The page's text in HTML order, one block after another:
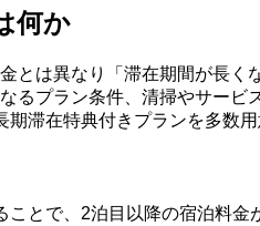
何か
とは異なり「滞在期間が長
るプラン条件、清掃やサー
滞在特典付きプランを多数用
とで、2泊目以降の宿泊料